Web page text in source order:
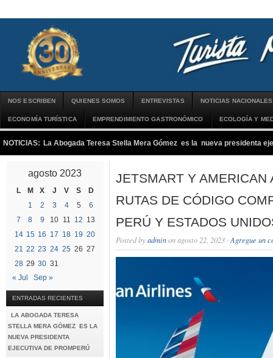
NOS ESCRIBEN QUIENES SOMOS ENTREVISTAS NOTICIAS NACIONALES
ECONOMÍA TURÍSTICA EMPRENDIMIENTO GASTRONÓMICO ECOLOGÍA Y
NOTICIAS: La Abogada Teresa Stella Mera Gómez es la nueva presidenta
agosto 2023
L M X J V S
D
1
2 3 4 5
6
7
8 9 10 11 12 13
14 15 16 17 18 19 20
21 22 23 24 25 26 27
28 29 30 31
« Jul
Sep »
ENTRADAS RECIENTES
LA ABOGADA TERESA
STELLA MERA GÓMEZ ES LA
NUEVA PRESIDENTA
EJECUTIVA DE PROMPERÚ
JETSMART Y AMERICAN
RUTAS DE CÓDIGO
PERÚ Y ESTADOS
Posted byadminon agosto 22, 2023 · Agregue un